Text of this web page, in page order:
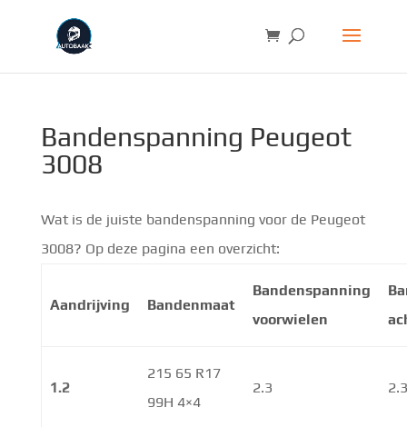
Bandenspanning Peugeot
3008
Wat is de juiste bandenspanning voor de Peugeot
3008? Op deze pagina een overzicht:
Aandrijving Bandenmaat
Bandenspanning
voorwielen
1.2
215 65 R17
99H 4×4
2.3